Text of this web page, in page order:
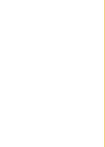
tramonti, albe e